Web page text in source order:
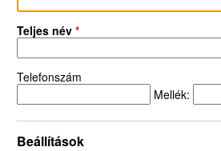
Teljes név *
Telefonszám
Mellék:
Beállítások